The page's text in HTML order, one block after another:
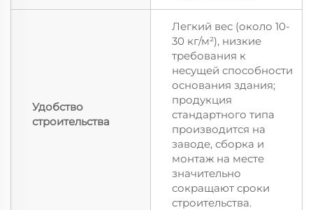
Удобство
строительства
Легкий вес (около 10-
30 кг/м²), низкие
требования к
несущей способности
основания здания;
продукция
стандартного типа
производится на
заводе, сборка и
монтаж на месте
значительно
сокращают сроки
строительства.